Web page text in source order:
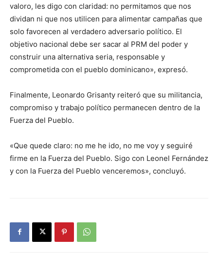
valoro, les digo con claridad: no permitamos que nos
dividan ni que nos utilicen para alimentar campañas que
solo favorecen al verdadero adversario político. El
objetivo nacional debe ser sacar al PRM del poder y
construir una alternativa seria, responsable y
comprometida con el pueblo dominicano», expresó.
Finalmente, Leonardo Grisanty reiteró que su militancia,
compromiso y trabajo político permanecen dentro de la
Fuerza del Pueblo.
«Que quede claro: no me he ido, no me voy y seguiré
firme en la Fuerza del Pueblo. Sigo con Leonel Fernández
y con la Fuerza del Pueblo venceremos», concluyó.